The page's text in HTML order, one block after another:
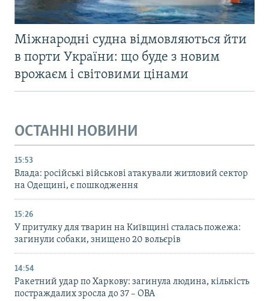
Міжнародні судна відмовляються йти
в порти України: що буде з новим
врожаєм і світовими цінами
ОСТАННІ НОВИНИ
15:53
Влада: російські військові атакували житловий сектор
на Одещині, є пошкодження
15:26
У притулку для тварин на Київщині сталась пожежа:
загинули собаки, знищено 20 вольєрів
14:54
Ракетний удар по Харкову: загинула людина, кількість
постраждалих зросла до 37 – ОВА